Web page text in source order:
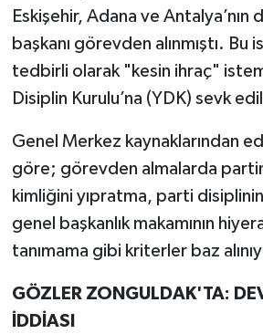
Eskişehir, Adana ve Antalya’nın
başkanı görevden alınmıştı. Bu
tedbirli olarak "kesin ihraç"
Disiplin Kurulu’na (YDK) sevk
Genel Merkez kaynaklarından
göre; görevden almalarda
kimliğini yıpratma, parti
genel başkanlık makamının
tanımama gibi kriterler baz
GÖZLER ZONGULDAK'TA:
İDDİASI